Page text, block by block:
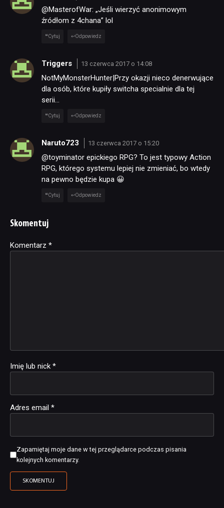
@MasterofWar: „Jeśli wierzyć anonimowym
źródłom z 4chana” lol
Cytuj Odpowiedz
Triggers 13 czerwca 2017 o 14:08
NotMyMonsterHunter|Przy okazji nieco denerwujące
dla osób, które kupiły switcha specialnie dla tej
serii…
Cytuj Odpowiedz
Naruto723 13 czerwca 2017 o 15:20
@toyminator epickiego RPG? To jest typowy Action
RPG, którego systemu lepiej nie zmieniać, bo wtedy
na pewno będzie kupa 😀
Cytuj Odpowiedz
Skomentuj
Komentarz *
Imię lub nick *
Adres email *
Zapamiętaj moje dane w tej przeglądarce podczas pisania
kolejnych komentarzy.
Alternative: